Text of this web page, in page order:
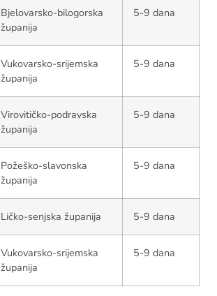
Bjelovarsko-bilogorska
županija
5-9 dana
Vukovarsko-srijemska
županija
5-9 dana
Virovitičko-podravska
županija
5-9 dana
Požeško-slavonska
županija
5-9 dana
Ličko-senjska županija 5-9 dana
Vukovarsko-srijemska
županija
5-9 dana